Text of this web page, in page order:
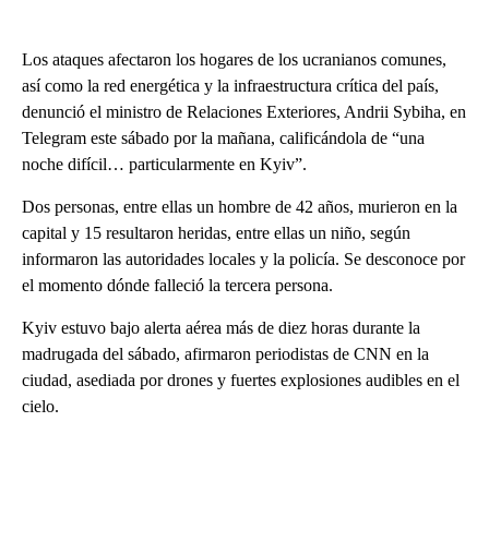
Los ataques afectaron los hogares de los ucranianos comunes,
así como la red energética y la infraestructura crítica del país,
denunció el ministro de Relaciones Exteriores, Andrii Sybiha, en
Telegram este sábado por la mañana, calificándola de “una
noche difícil… particularmente en Kyiv”.
Dos personas, entre ellas un hombre de 42 años, murieron en la
capital y 15 resultaron heridas, entre ellas un niño, según
informaron las autoridades locales y la policía. Se desconoce por
el momento dónde falleció la tercera persona.
Kyiv estuvo bajo alerta aérea más de diez horas durante la
madrugada del sábado, afirmaron periodistas de CNN en la
ciudad, asediada por drones y fuertes explosiones audibles en el
cielo.